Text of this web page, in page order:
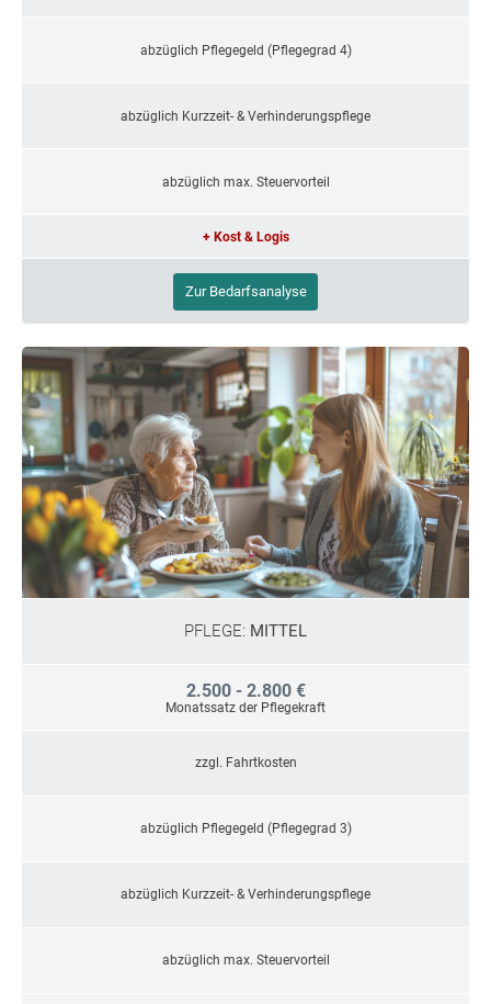
abzüglich Pflegegeld (Pflegegrad 4)
abzüglich Kurzzeit- & Verhinderungspflege
abzüglich max. Steuervorteil
+ Kost & Logis
Zur Bedarfsanalyse
PFLEGE: MITTEL
2.500 - 2.800 €
Monatssatz der Pflegekraft
zzgl. Fahrtkosten
abzüglich Pflegegeld (Pflegegrad 3)
abzüglich Kurzzeit- & Verhinderungspflege
abzüglich max. Steuervorteil